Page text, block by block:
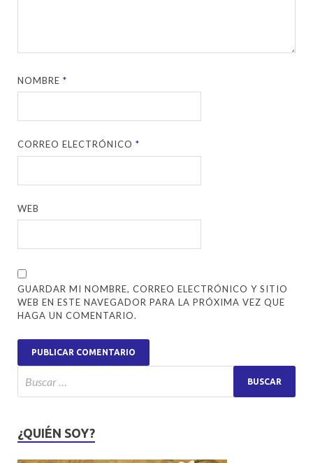
NOMBRE*
CORREO ELECTRÓNICO*
WEB
GUARDAR MI NOMBRE, CORREO ELECTRÓNICO Y SITIO
WEB EN ESTE NAVEGADOR PARA LA PRÓXIMA VEZ QUE
HAGA UN COMENTARIO.
¿QUIÉN SOY?